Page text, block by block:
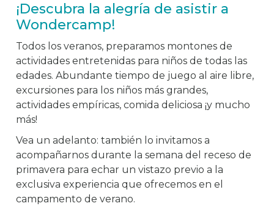
¡Descubra la alegría de asistir a
Wondercamp!
Todos los veranos, preparamos montones de
actividades entretenidas para niños de todas las
edades. Abundante tiempo de juego al aire libre,
excursiones para los niños más grandes,
actividades empíricas, comida deliciosa ¡y mucho
más!
Vea un adelanto: también lo invitamos a
acompañarnos durante la semana del receso de
primavera para echar un vistazo previo a la
exclusiva experiencia que ofrecemos en el
campamento de verano.